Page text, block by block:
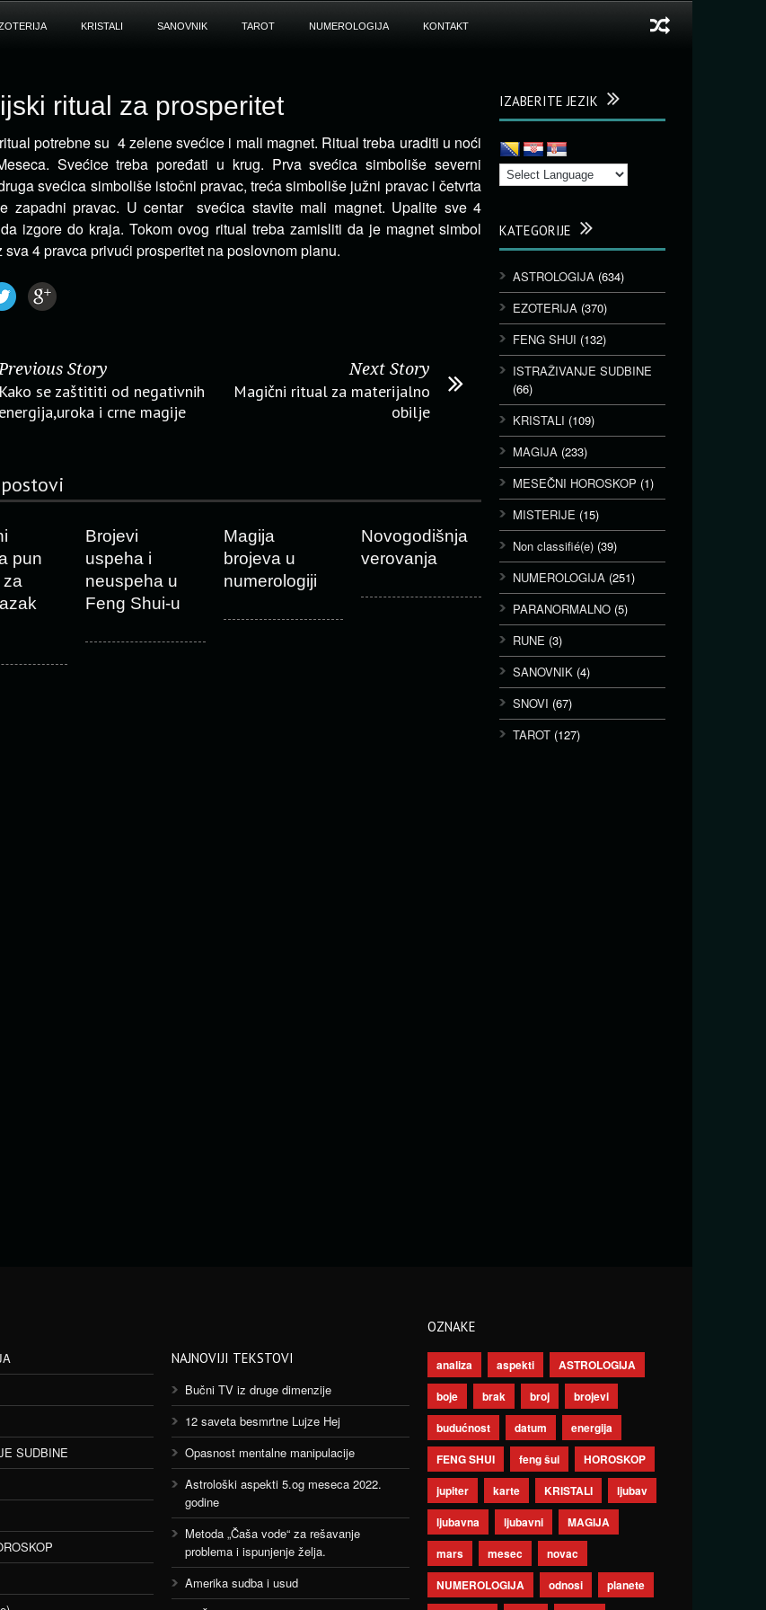
KRISTALI SANOVNIK TAROT NUMEROLOGIJA KONTAKT
ritual za prosperitet
potrebne su 4 zelene svećice i mali magnet. Ritual treba uraditi u noći
Svećice treba poređati u krug. Prva svećica simboliše severni
svećica simboliše istočni pravac, treća simboliše južni pravac i četvrta
zapadni pravac. U centar svećica stavite mali magnet. Upalite sve 4
izgore do kraja. Tokom ovog ritual treba zamisliti da je magnet simbol
sva 4 pravca privući prosperitet na poslovnom planu.
Previous Story
Kako se zaštititi od negativnih
energija,uroka i crne magije
Next Story
Magični ritual za materijalno
obilje
pun
za
Brojevi
uspeha i
neuspeha u
Feng Shui-u
Magija
brojeva u
numerologiji
Novogodišnja
verovanja
IZABERITE JEZIK
KATEGORIJE
ASTROLOGIJA (634)
EZOTERIJA (370)
FENG SHUI (132)
ISTRAŽIVANJE SUDBINE
(66)
KRISTALI (109)
MAGIJA (233)
MESEČNI HOROSKOP (1)
MISTERIJE (15)
Non classifié(e) (39)
NUMEROLOGIJA (251)
PARANORMALNO (5)
RUNE (3)
SANOVNIK (4)
SNOVI (67)
TAROT (127)
SUDBINE
NAJNOVIJI TEKSTOVI
Bučni TV iz druge dimenzije
12 saveta besmrtne Lujze Hej
Opasnost mentalne manipulacije
Astrološki aspekti 5.og meseca 2022.
godine
Metoda „Čaša vode“ za rešavanje
problema i ispunjenje želja.
Amerika sudba i usud
OZNAKE
analiza aspekti
ASTROLOGIJA
boje
brak broj
brojevi
budućnost
datum
energija
FENG SHUI
feng šui
HOROSKOP
jupiter
karte KRISTALI
ljubav
ljubavna
ljubavni
MAGIJA
mars
mesec
novac
NUMEROLOGIJA
odnosi
planete